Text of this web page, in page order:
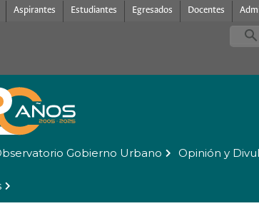
Aspirantes Estudiantes Egresados Docentes
Gobierno Urbano Opinión y